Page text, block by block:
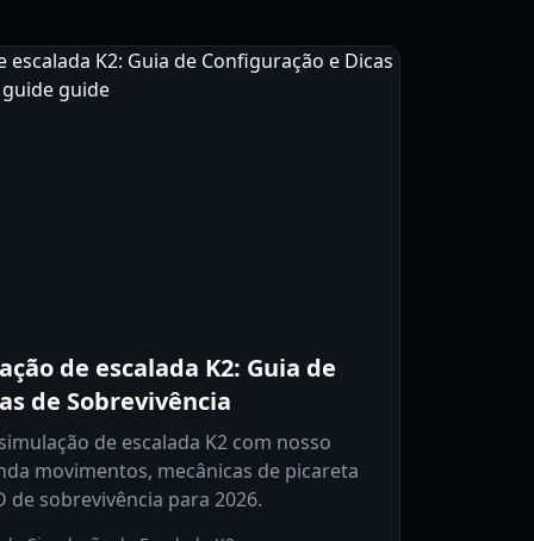
de escalada K2: Guia de
de Sobrevivência
de escalada K2 com nosso
movimentos, mecânicas de picareta
sobrevivência para 2026.